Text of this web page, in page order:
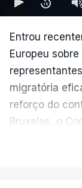
Entrou
Europeu
migratória
reforço do
Bruxelas, o